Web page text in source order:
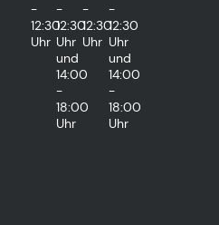
-
12:30
Uhr
-
12:30
Uhr
und
14:00
-
18:00
Uhr
-
12:30
Uhr
-
12:30
Uhr
und
14:00
-
18:00
Uhr